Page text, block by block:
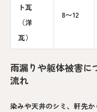
ト瓦
（洋
瓦）
8〜12
雨漏りや躯体被害に
流れ
染みや天井のシミ、軒先